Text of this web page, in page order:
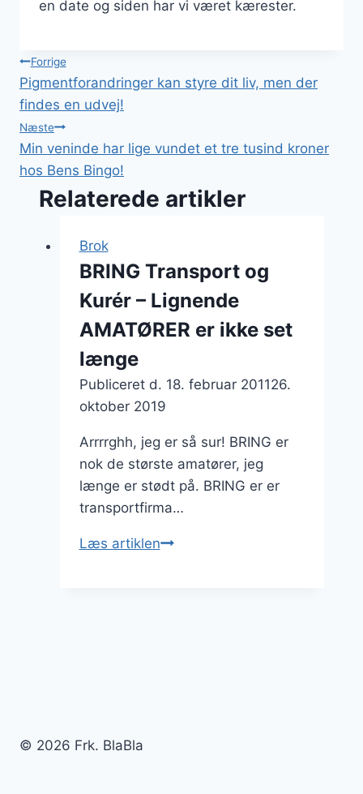
en date og siden har vi været kærester.
Indlægsnavigation
Forrige
Pigmentforandringer kan styre dit liv, men der
findes en udvej!
Næste
Min veninde har lige vundet et tre tusind kroner
hos Bens Bingo!
Relaterede artikler
Brok
BRING Transport og
Kurér – Lignende
AMATØRER er ikke set
længe
Publiceret d. 18. februar 201126.
oktober 2019
Arrrrghh, jeg er så sur! BRING er
nok de største amatører, jeg
længe er stødt på. BRING er er
transportfirma…
Læs artiklenBRING
© 2026 Frk. BlaBla